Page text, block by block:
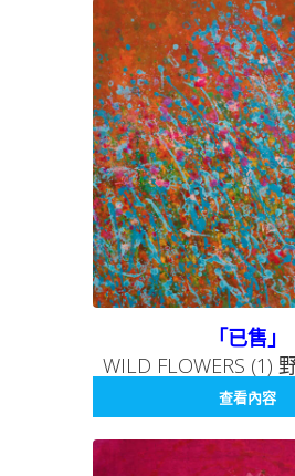
「已售」
WILD FLOWERS (1)
BEING SERIES 011
查看內容